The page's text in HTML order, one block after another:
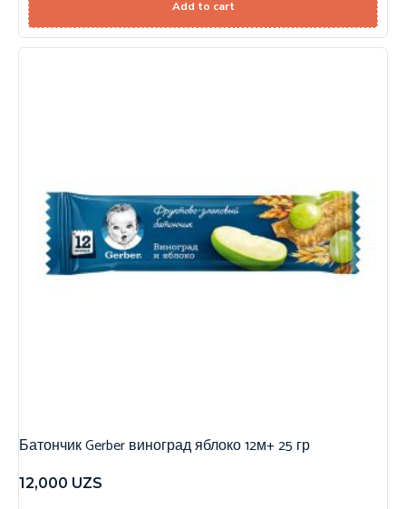
Add to cart
Батончик Gerber виноград яблоко 12м+ 25 гр
12,000 UZS